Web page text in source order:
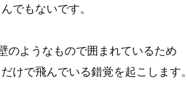
でもないです。
のようなもので囲まれているため
けで飛んでいる錯覚を起こします。